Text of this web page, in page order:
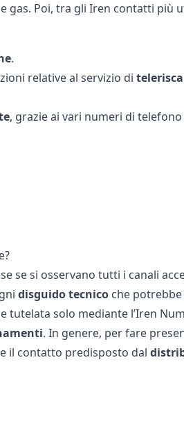
Poi, tra gli Iren contatti più
.
relative al servizio di
, grazie ai vari numeri di
se si osservano tutti i canali
disguido tecnicoche potrebbe
tutelata solo mediante l’Iren
. In genere, per fare
il contatto predisposto dal